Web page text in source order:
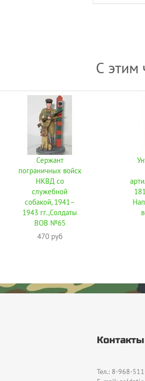
С этим
Сержант
пограничных войск
НКВД со
служебной
собакой, 1941–
1943 гг.,Солдаты
ВОВ №65
470 руб
Контакты
Тел.: 8-968-